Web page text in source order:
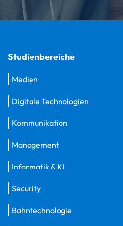
Studienbereiche
Medien
Digitale Technologien
Kommunikation
Management
Informatik & KI
Security
Bahntechnologie